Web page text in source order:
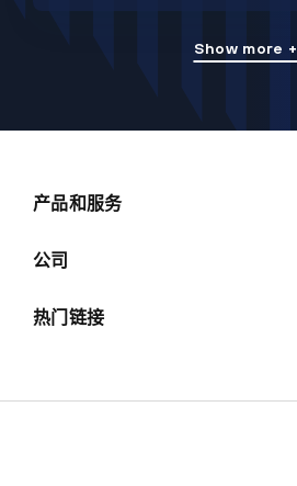
Show more +
产品和服务
公司
热门链接